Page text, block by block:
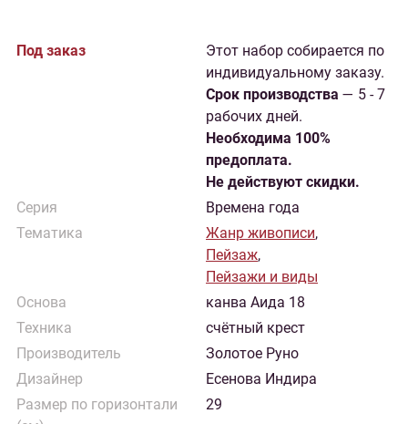
Под заказ
Этот набор собирается по
индивидуальному заказу.
Cрок производства — 5 - 7
рабочих дней.
Необходима 100%
предоплата.
Не действуют скидки.
Серия
Времена года
Тематика
Жанр живописи,
Пейзаж,
Пейзажи и виды
Основа
канва Аида 18
Техника
счётный крест
Производитель
Золотое Руно
Дизайнер
Есенова Индира
Размер по горизонтали
29